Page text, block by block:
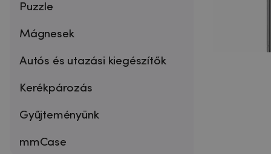
Puzzle
Mágnesek
Autós és utazási kiegészítők
Kerékpározás
Gyűjteményünk
mmCase